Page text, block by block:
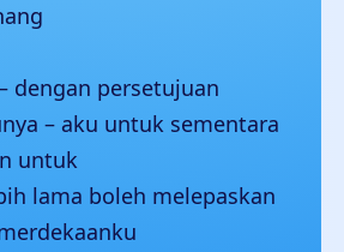
dengan persetujuan
– aku untuk sementara
untuk
lama boleh melepaskan